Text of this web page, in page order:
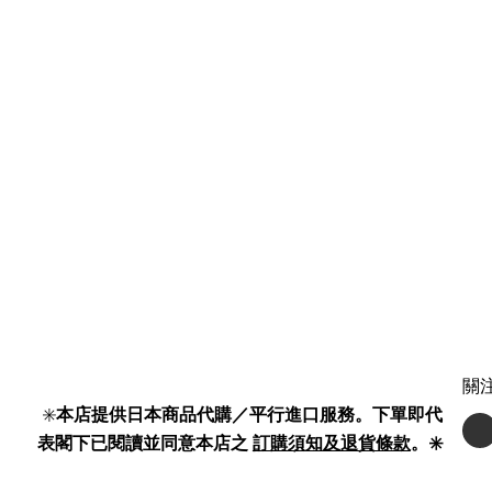
✳️本店提供日本商品代購／平行進口服務。下單即代
表閣下已閱讀並同意本店之 訂購須知及退貨條款。✳️
關